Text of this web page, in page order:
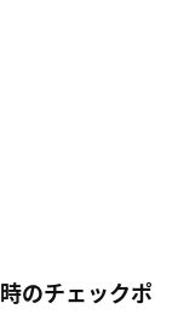
のチェックポ